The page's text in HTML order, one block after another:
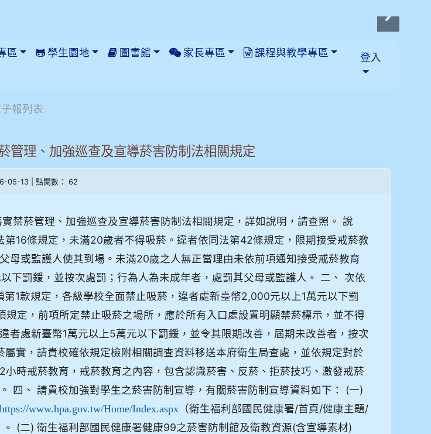
區 學生園地 圖書館 家長專區 課程與教學專區 登入
報列表
管理、加強巡查及宣導菸害防制法相關規定
05-13 | 點閱數： 62
禁菸管理、加強巡查及宣導菸害防制法相關規定，詳如說明，請查照。 說
第16條規定，未滿20歲者不得吸菸。違者依同法第42條規定，限期接受戒菸教
母或監護人使其到場。未滿20歲之人無正當理由未依前項通知接受戒菸教育
下罰鍰，並按次處罰；行為人為未成年者，處罰其父母或監護人。 二、 次依
第1款規定，各級學校全面禁止吸菸，違者處新臺幣2,000元以上1萬元以下罰
規定，前項所定禁止吸菸之場所，應於所有入口處設置明顯禁菸標示，並不得
者處新臺幣1萬元以上5萬元以下罰鍰，並令其限期改善，屆期未改善者，按次
屬實，請貴校確依規定檢附相關調查資料移送本府衛生局查處，並依規定對於
小時戒菸教育，戒菸教育之內容，包含認識菸害、反菸、拒菸技巧、激發戒菸
四、 請貴校加強對學生之菸害防制宣導，有關菸害防制宣導資料如下： (一)
https://www.hpa.gov.tw/Home/Index.aspx（衛生福利部國民健康署/首頁/健康主題/
(二) 衛生福利部國民健康署健康99之菸害防制館及衛教資源(含宣導素材)